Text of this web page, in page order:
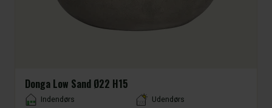
Donga Low Sand Ø22 H15
Placement
Indendørs
Udendørs